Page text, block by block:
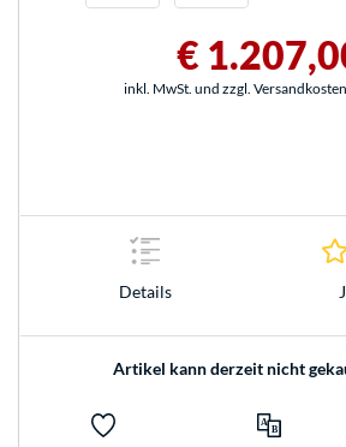
€
inkl. MwSt. und zzgl.
Details
Artikel kann derzeit nicht